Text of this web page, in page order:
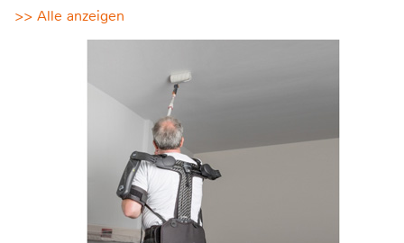
>> Alle anzeigen